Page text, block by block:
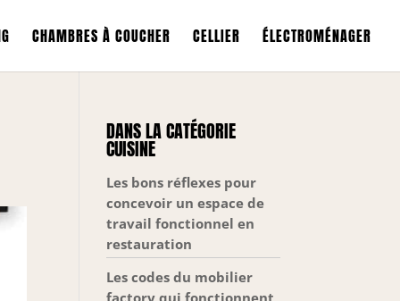
CHAMBRES À COUCHER CELLIER ÉLECTROMÉNAGER
DANS LA CATÉGORIE
CUISINE
Les bons réflexes pour
concevoir un espace de
travail fonctionnel en
restauration
Les codes du mobilier
factory qui fonctionnent